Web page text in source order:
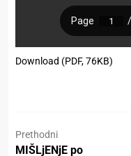
Download (PDF, 76KB)
Prethodni
MIŠLjENjE po